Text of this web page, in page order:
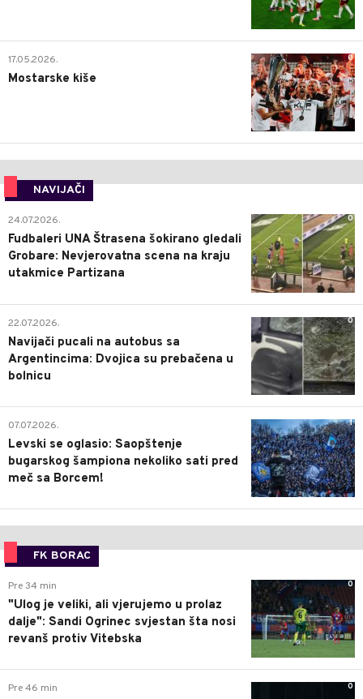
0
17.05.2026.
Mostarske kiše
NAVIJAČI
0
24.07.2026.
Fudbaleri UNA Štrasena šokirano gledali
Grobare: Nevjerovatna scena na kraju
utakmice Partizana
0
22.07.2026.
Navijači pucali na autobus sa
Argentincima: Dvojica su prebačena u
bolnicu
1
07.07.2026.
Levski se oglasio: Saopštenje
bugarskog šampiona nekoliko sati pred
meč sa Borcem!
FK BORAC
0
Pre 34 min
"Ulog je veliki, ali vjerujemo u prolaz
dalje": Sandi Ogrinec svjestan šta nosi
revanš protiv Vitebska
0
Pre 46 min